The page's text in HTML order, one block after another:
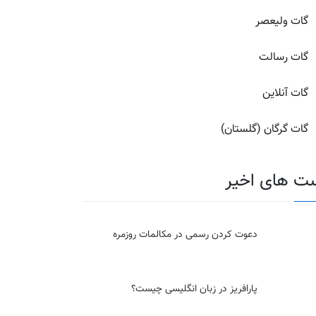
گات ولیعصر
گات رسالت
گات آنلاین
گات گرگان (گلستان)
های اخیر
دعوت کردن رسمی در مکالمات روزمره
پارافریز در زبان انگلیسی چیست؟